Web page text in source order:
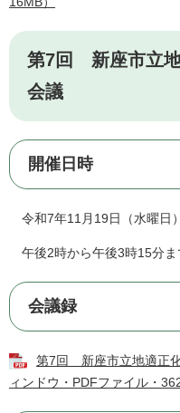
第7回 新座市立
会議
開催日時
令和7年11月19日（水曜日）
午後2時から午後3時15分ま
会議録
第7回 新座市立地適正
ィンドウ・PDFファイル・